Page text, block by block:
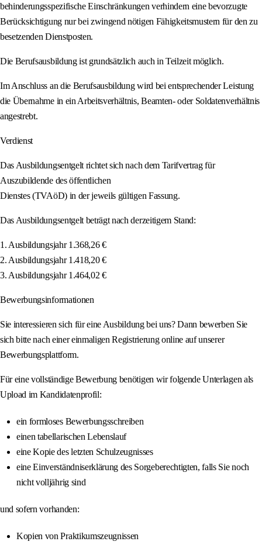
behinderungsspezifische Einschränkungen verhindern eine bevorzugte
Berücksichtigung nur bei zwingend nötigen Fähigkeitsmustern für den zu
besetzenden Dienstposten.
Die Berufsausbildung ist grundsätzlich auch in Teilzeit möglich.
Im Anschluss an die Berufsausbildung wird bei entsprechender Leistung
die Übernahme in ein Arbeitsverhältnis, Beamten- oder Soldatenverhältnis
angestrebt.
Verdienst
Das Ausbildungsentgelt richtet sich nach dem Tarifvertrag für
Auszubildende des öffentlichen
Dienstes (TVAöD) in der jeweils gültigen Fassung.
Das Ausbildungsentgelt beträgt nach derzeitigem Stand:
1. Ausbildungsjahr 1.368,26 €
2. Ausbildungsjahr 1.418,20 €
3. Ausbildungsjahr 1.464,02 €
Bewerbungsinformationen
Sie interessieren sich für eine Ausbildung bei uns? Dann bewerben Sie
sich bitte nach einer einmaligen Registrierung online auf unserer
Bewerbungsplattform.
Für eine vollständige Bewerbung benötigen wir folgende Unterlagen als
Upload im Kandidatenprofil:
ein formloses Bewerbungsschreiben
einen tabellarischen Lebenslauf
eine Kopie des letzten Schulzeugnisses
eine Einverständniserklärung des Sorgeberechtigten, falls Sie noch
nicht volljährig sind
und sofern vorhanden:
Kopien von Praktikumszeugnissen